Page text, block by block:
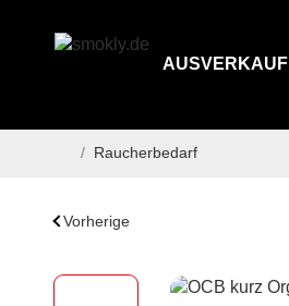
AUSVERKAUF
/ Raucherbedarf
Vorherige